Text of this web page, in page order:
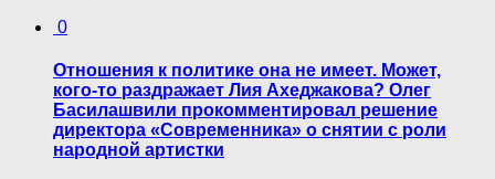
0
Отношения к политике она не имеет. Может,
кого-то раздражает Лия Ахеджакова? Олег
Басилашвили прокомментировал решение
директора «Современника» о снятии с роли
народной артистки